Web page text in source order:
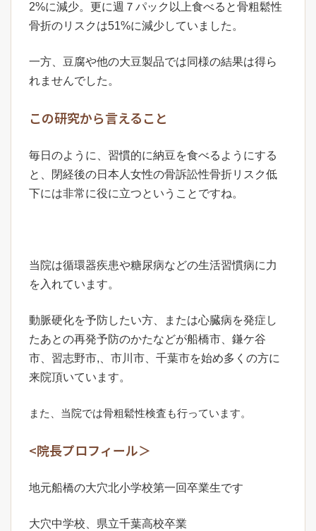
2%に減少。更に週７パック以上食べると骨粗鬆性
骨折のリスクは51%に減少していました。
一方、豆腐や他の大豆製品では同様の結果は得ら
れませんでした。
この研究から言えること
毎日のように、習慣的に納豆を食べるようにする
と、閉経後の日本人女性の骨訴訟性骨折リスク低
下には非常に役に立つということですね。
当院は循環器疾患や糖尿病などの生活習慣病に力
を入れています。
動脈硬化を予防したい方、または心臓病を発症し
たあとの再発予防のかたなどが船橋市、鎌ケ谷
市、習志野市,、市川市、千葉市を始め多くの方に
来院頂いています。
また、当院では骨粗鬆性検査も行っています。
<院長プロフィール＞
地元船橋の大穴北小学校第一回卒業生です
大穴中学校、県立千葉高校卒業